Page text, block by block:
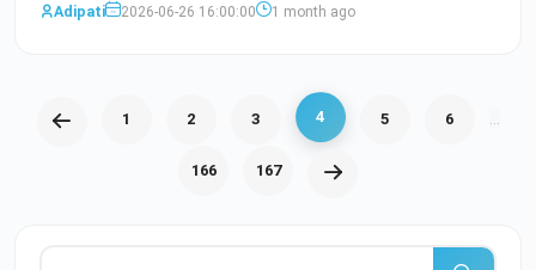
Adipati
2026-06-26 16:00:00 1 month ago
1 2 3 4 5 6
166 167